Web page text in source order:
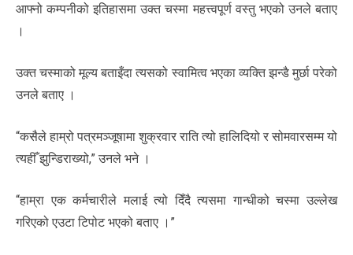
आफ्नो कम्पनीको इतिहासमा उक्त चस्मा महत्त्वपूर्ण वस्तु भएको उनले बताए
।
उक्त चस्माको मूल्य बताइँदा त्यसको स्वामित्व भएका व्यक्ति झन्डै मुर्छा परेको
उनले बताए ।
“कसैले हाम्रो पत्रमञ्जूषामा शुक्रवार राति त्यो हालिदियो र सोमवारसम्म यो
त्यहीँ झुन्डिराख्यो,” उनले भने ।
“हाम्रा एक कर्मचारीले मलाई त्यो दिँदै त्यसमा गान्धीको चस्मा उल्लेख
गरिएको एउटा टिपोट भएको बताए ।”